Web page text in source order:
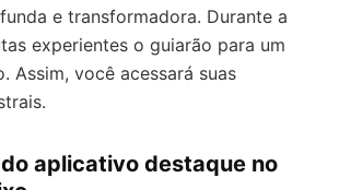
e transformadora. Durante a
experientes o guiarão para um
Assim, você acessará suas
aplicativo destaque no